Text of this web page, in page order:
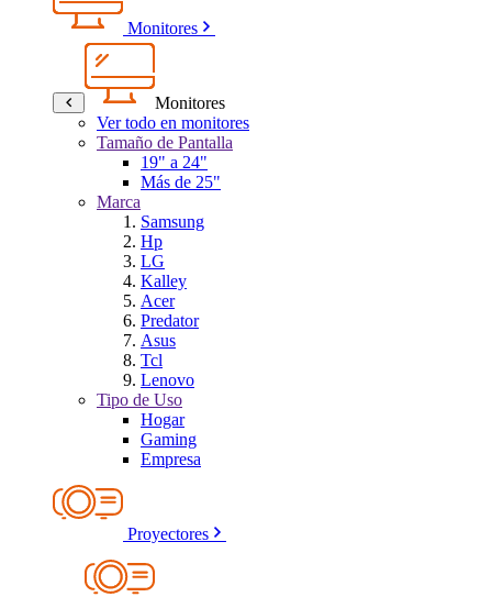
Monitores
Monitores
Ver todo en monitores
Tamaño de Pantalla
19" a 24"
Más de 25"
Marca
Samsung
Hp
LG
Kalley
Acer
Predator
Asus
Tcl
Lenovo
Tipo de Uso
Hogar
Gaming
Empresa
Proyectores